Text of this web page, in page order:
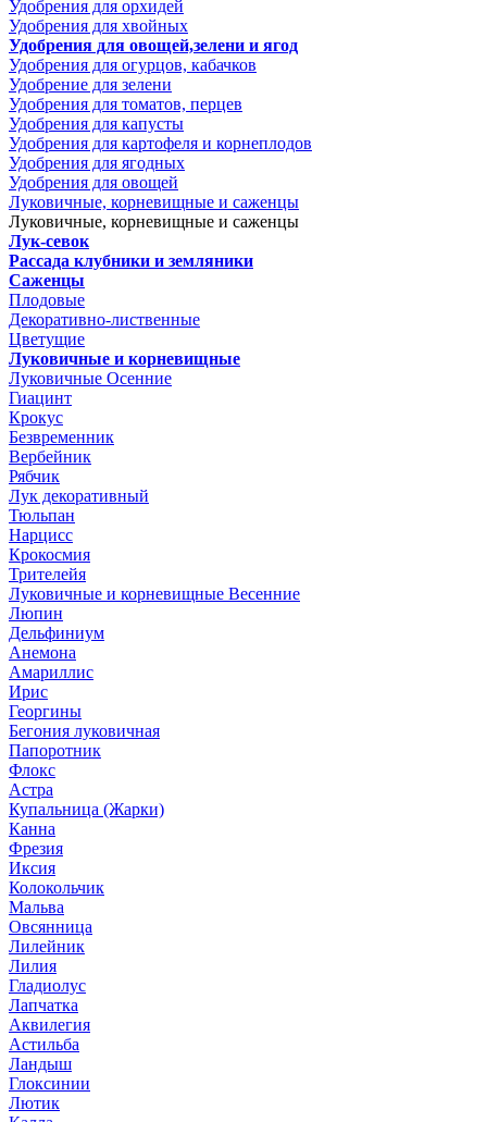
Удобрения для орхидей
Удобрения для хвойных
Удобрения для овощей,зелени и ягод
Удобрения для огурцов, кабачков
Удобрение для зелени
Удобрения для томатов, перцев
Удобрения для капусты
Удобрения для картофеля и корнеплодов
Удобрения для ягодных
Удобрения для овощей
Луковичные, корневищные и саженцы
Луковичные, корневищные и саженцы
Лук-севок
Рассада клубники и земляники
Саженцы
Плодовые
Декоративно-лиственные
Цветущие
Луковичные и корневищные
Луковичные Осенние
Гиацинт
Крокус
Безвременник
Вербейник
Рябчик
Лук декоративный
Тюльпан
Нарцисс
Крокосмия
Трителейя
Луковичные и корневищные Весенние
Люпин
Дельфиниум
Анемона
Амариллис
Ирис
Георгины
Бегония луковичная
Папоротник
Флокс
Астра
Купальница (Жарки)
Канна
Фрезия
Иксия
Колокольчик
Мальва
Овсянница
Лилейник
Лилия
Гладиолус
Лапчатка
Аквилегия
Астильба
Ландыш
Глоксинии
Лютик